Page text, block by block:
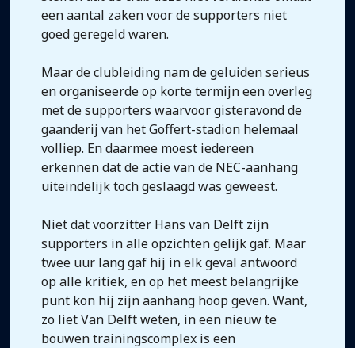
een aantal zaken voor de supporters niet
goed geregeld waren.
Maar de clubleiding nam de geluiden serieus
en organiseerde op korte termijn een overleg
met de supporters waarvoor gisteravond de
gaanderij van het Goffert-stadion helemaal
volliep. En daarmee moest iedereen
erkennen dat de actie van de NEC-aanhang
uiteindelijk toch geslaagd was geweest.
Niet dat voorzitter Hans van Delft zijn
supporters in alle opzichten gelijk gaf. Maar
twee uur lang gaf hij in elk geval antwoord
op alle kritiek, en op het meest belangrijke
punt kon hij zijn aanhang hoop geven. Want,
zo liet Van Delft weten, in een nieuw te
bouwen trainingscomplex is een